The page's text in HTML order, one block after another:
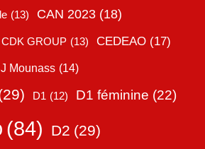
(13) CAN 2023 (18)
CDK GROUP (13) CEDEAO (17)
Mounass (14)
D1 (12) D1 féminine (22)
(84) D2 (29)